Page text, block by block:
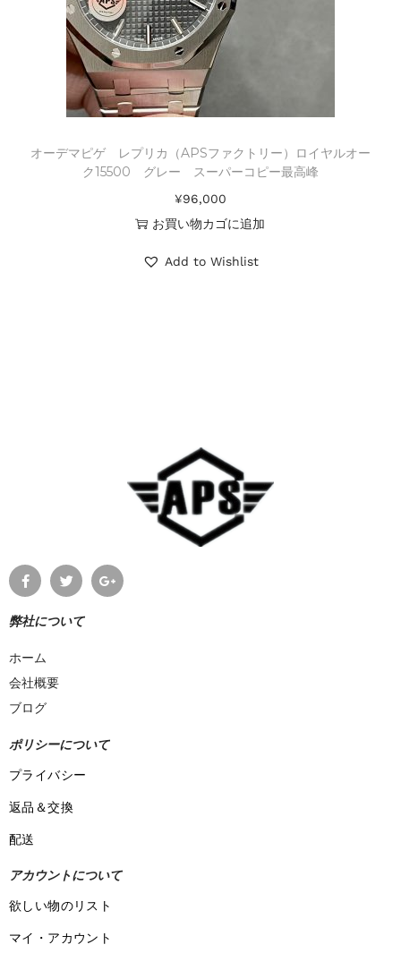
オーデマピゲ レプリカ（APSファクトリー）ロイヤルオー
ク15500 グレー スーパーコピー最高峰
¥96,000
お買い物カゴに追加
Add to Wishlist
弊社について
ホーム
会社概要
ブログ
ポリシーについて
プライバシー
返品＆交換
配送
アカウントについて
欲しい物のリスト
マイ・アカウント